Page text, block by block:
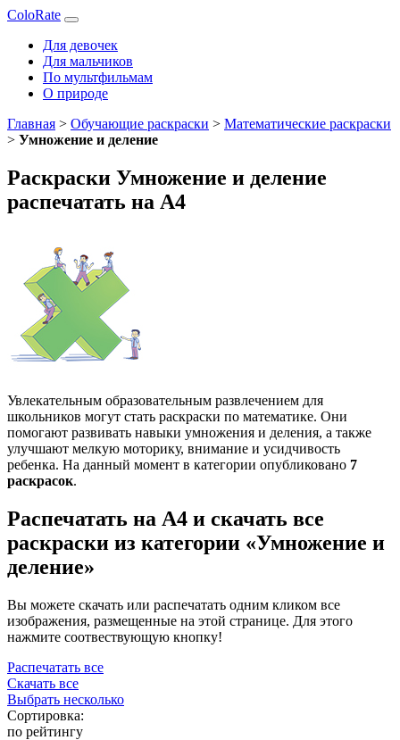
ColoRate
Для девочек
Для мальчиков
По мультфильмам
О природе
Главная > Обучающие раскраски > Математические раскраски
> Умножение и деление
Раскраски Умножение и деление
распечатать на А4
Увлекательным образовательным развлечением для
школьников могут стать раскраски по математике. Они
помогают развивать навыки умножения и деления, а также
улучшают мелкую моторику, внимание и усидчивость
ребенка. На данный момент в категории опубликовано 7
раскрасок.
Распечатать на А4 и скачать все
раскраски из категории «Умножение и
деление»
Вы можете скачать или распечатать одним кликом все
изображения, размещенные на этой странице. Для этого
нажмите соотвествующую кнопку!
Распечатать все
Скачать все
Выбрать несколько
Сортировка:
по рейтингу